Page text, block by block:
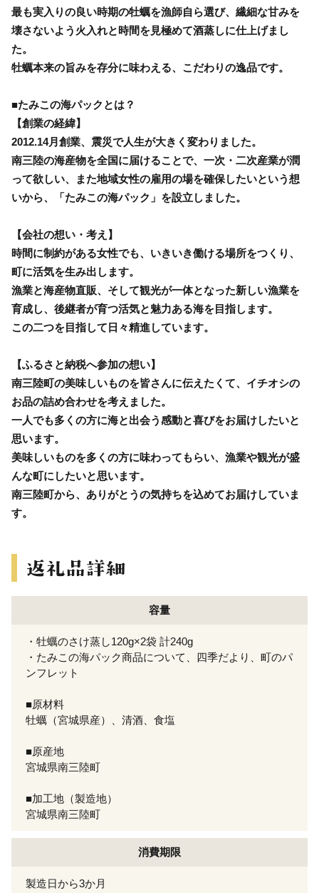
最も実入りの良い時期の牡蠣を漁師自ら選び、繊細な甘みを
壊さないよう火入れと時間を見極めて酒蒸しに仕上げまし
た。
牡蠣本来の旨みを存分に味わえる、こだわりの逸品です。
■たみこの海パックとは？
【創業の経緯】
2012.14月創業、震災で人生が大きく変わりました。
南三陸の海産物を全国に届けることで、一次・二次産業が潤
って欲しい、また地域女性の雇用の場を確保したいという想
いから、「たみこの海パック」を設立しました。
【会社の想い・考え】
時間に制約がある女性でも、いきいき働ける場所をつくり、
町に活気を生み出します。
漁業と海産物直販、そして観光が一体となった新しい漁業を
育成し、後継者が育つ活気と魅力ある海を目指します。
この二つを目指して日々精進しています。
【ふるさと納税へ参加の想い】
南三陸町の美味しいものを皆さんに伝えたくて、イチオシの
お品の詰め合わせを考えました。
一人でも多くの方に海と出会う感動と喜びをお届けしたいと
思います。
美味しいものを多くの方に味わってもらい、漁業や観光が盛
んな町にしたいと思います。
南三陸町から、ありがとうの気持ちを込めてお届けしていま
す。
容量
・牡蠣のさけ蒸し120g×2袋 計240g
・たみこの海パック商品について、四季だより、町のパ
ンフレット
■原材料
牡蠣（宮城県産）、清酒、食塩
■原産地
宮城県南三陸町
■加工地（製造地）
宮城県南三陸町
消費期限
製造日から3か月